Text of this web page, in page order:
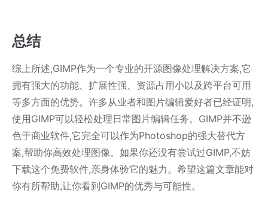
总结
综上所述,GIMP作为一个专业的开源图像处理解决方案,它
拥有强大的功能、扩展性强、资源占用小以及跨平台可用
等多方面的优势。许多从业者和图片编辑爱好者已经证明,
使用GIMP可以轻松处理日常图片编辑任务。GIMP并不逊
色于商业软件,它完全可以作为Photoshop的强大替代方
案,帮助你高效处理图像。如果你还没有尝试过GIMP,不妨
下载这个免费软件,亲身体验它的魅力。希望这篇文章能对
你有所帮助,让你看到GIMP的优秀与可能性。